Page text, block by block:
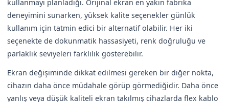
kullanmayı planladığı. Orijinal ekran en yakın fabrika
deneyimini sunarken, yüksek kalite seçenekler günlük
kullanım için tatmin edici bir alternatif olabilir. Her iki
seçenekte de dokunmatik hassasiyeti, renk doğruluğu ve
parlaklık seviyeleri farklılık gösterebilir.
Ekran değişiminde dikkat edilmesi gereken bir diğer nokta,
cihazın daha önce müdahale görüp görmediğidir. Daha önce
yanlış veya düşük kaliteli ekran takılmış cihazlarda flex kablo